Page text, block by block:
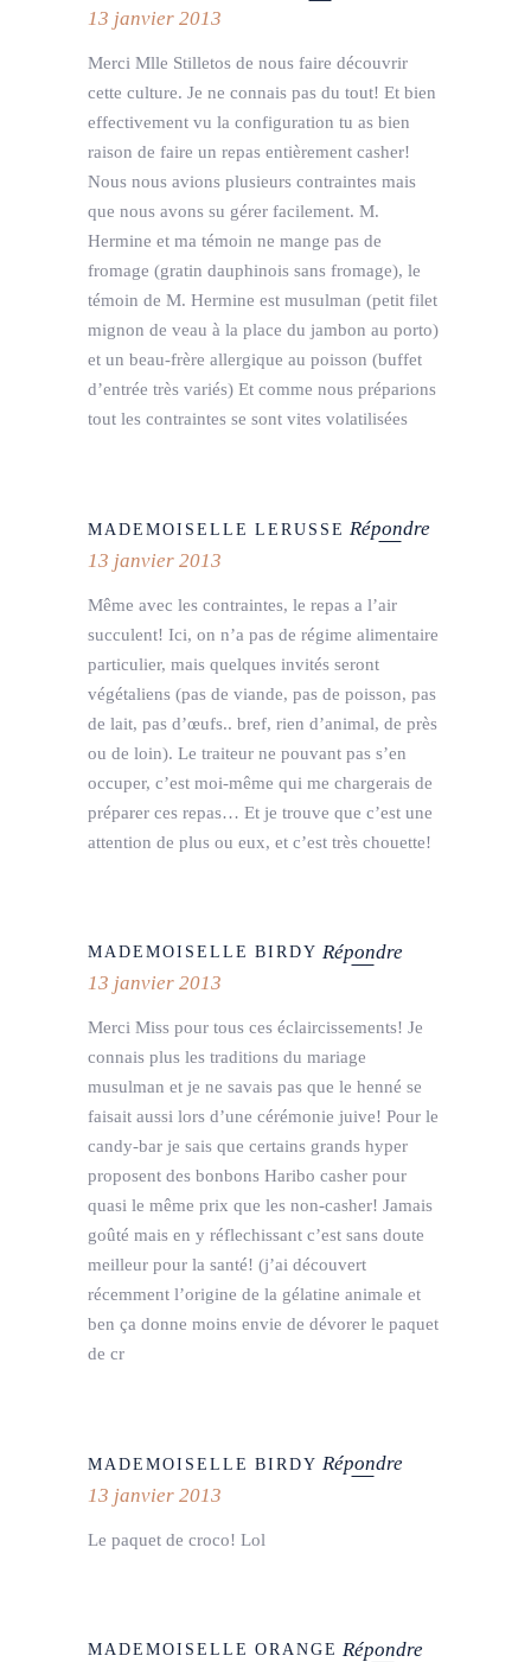
13 janvier 2013
Merci Mlle Stilletos de nous faire découvrir
cette culture. Je ne connais pas du tout! Et bien
effectivement vu la configuration tu as bien
raison de faire un repas entièrement casher!
Nous nous avions plusieurs contraintes mais
que nous avons su gérer facilement. M.
Hermine et ma témoin ne mange pas de
fromage (gratin dauphinois sans fromage), le
témoin de M. Hermine est musulman (petit filet
mignon de veau à la place du jambon au porto)
et un beau-frère allergique au poisson (buffet
d’entrée très variés) Et comme nous préparions
tout les contraintes se sont vites volatilisées
MADEMOISELLE LERUSSE Répondre
13 janvier 2013
Même avec les contraintes, le repas a l’air
succulent! Ici, on n’a pas de régime alimentaire
particulier, mais quelques invités seront
végétaliens (pas de viande, pas de poisson, pas
de lait, pas d’œufs.. bref, rien d’animal, de près
ou de loin). Le traiteur ne pouvant pas s’en
occuper, c’est moi-même qui me chargerais de
préparer ces repas… Et je trouve que c’est une
attention de plus ou eux, et c’est très chouette!
MADEMOISELLE BIRDY Répondre
13 janvier 2013
Merci Miss pour tous ces éclaircissements! Je
connais plus les traditions du mariage
musulman et je ne savais pas que le henné se
faisait aussi lors d’une cérémonie juive! Pour le
candy-bar je sais que certains grands hyper
proposent des bonbons Haribo casher pour
quasi le même prix que les non-casher! Jamais
goûté mais en y réflechissant c’est sans doute
meilleur pour la santé! (j’ai découvert
récemment l’origine de la gélatine animale et
ben ça donne moins envie de dévorer le paquet
de cr
MADEMOISELLE BIRDY Répondre
13 janvier 2013
Le paquet de croco! Lol
MADEMOISELLE ORANGE Répondre